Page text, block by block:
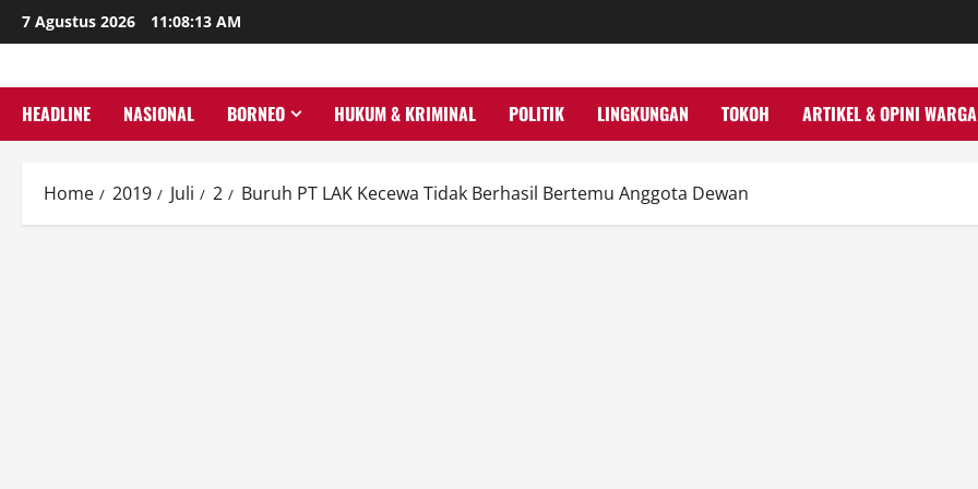
Skip
to
7 Agustus 2026 11:08:15 AM
HEADLINE NASIONAL BORNEO HUKUM & KRIMINAL POLITIK LINGKUNGAN TOKOH ARTIKEL & OPINI WARGA
Home 2019 Juli 2 Buruh PT LAK Kecewa Tidak Berhasil Bertemu Anggota Dewan